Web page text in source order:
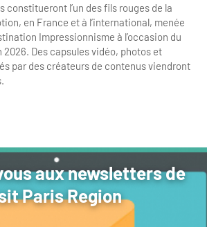
constitueront l’un des fils rouges de la
en France et à l’international, menée
Impressionnisme à l’occasion du
Des capsules vidéo, photos et
par des créateurs de contenus viendront
aux newsletters de
Paris Region